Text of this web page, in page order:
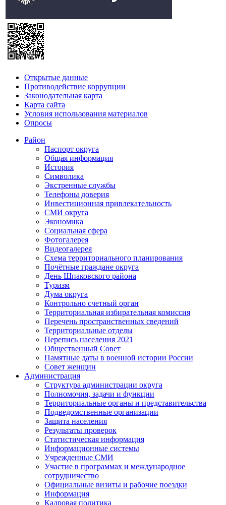
Открытые данные
Противодействие коррупции
Законодательная карта
Карта сайта
Условия использования материалов
Опросы
Район
Паспорт округа
Общая информация
История
Символика
Экстренные службы
Телефоны доверия
Инвестиционная привлекательность
СМИ округа
Экономика
Социальная сфера
Фотогалерея
Видеогалерея
Схема территориального планирования
Почётные граждане округа
День Шпаковского района
Туризм
Дума округа
Контрольно счетный орган
Территориальная избирательная комиссия
Перечень пространственных сведений
Территориальные отделы
Перепись населения 2021
Общественный Совет
Памятные даты в военной истории России
Совет женщин
Администрация
Структура администрации округа
Полномочия, задачи и функции
Территориальные органы и представительства
Подведомственные организации
Защита населения
Результаты проверок
Статистическая информация
Информационные системы
Учрежденные СМИ
Участие в программах и международное
сотрудничество
Официальные визиты и рабочие поездки
Информация
Кадровая политика